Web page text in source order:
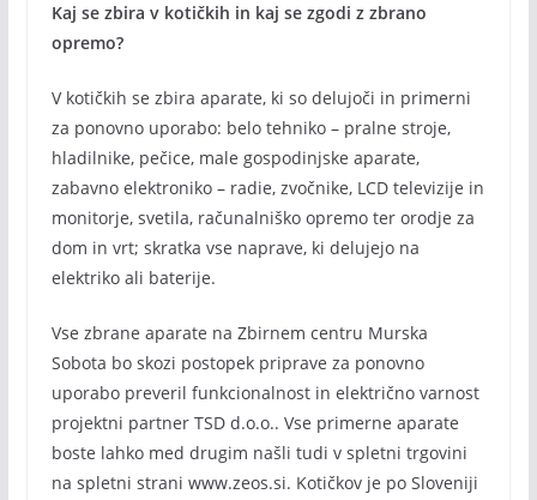
Kaj se zbira v kotičkih in kaj se zgodi z zbrano
opremo?
V kotičkih se zbira aparate, ki so delujoči in primerni
za ponovno uporabo: belo tehniko – pralne stroje,
hladilnike, pečice, male gospodinjske aparate,
zabavno elektroniko – radie, zvočnike, LCD televizije in
monitorje, svetila, računalniško opremo ter orodje za
dom in vrt; skratka vse naprave, ki delujejo na
elektriko ali baterije.
Vse zbrane aparate na Zbirnem centru Murska
Sobota bo skozi postopek priprave za ponovno
uporabo preveril funkcionalnost in električno varnost
projektni partner TSD d.o.o.. Vse primerne aparate
boste lahko med drugim našli tudi v spletni trgovini
na spletni strani www.zeos.si. Kotičkov je po Sloveniji